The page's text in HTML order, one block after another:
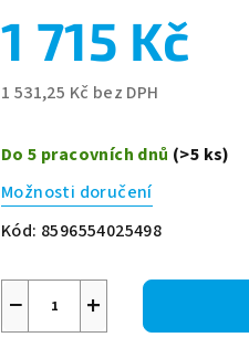
1 715 Kč
1 531,25 Kč bez DPH
cena:
Do 5 pracovních dnů (>5 ks)
Možnosti doručení
Kód: 8596554025498
+
−